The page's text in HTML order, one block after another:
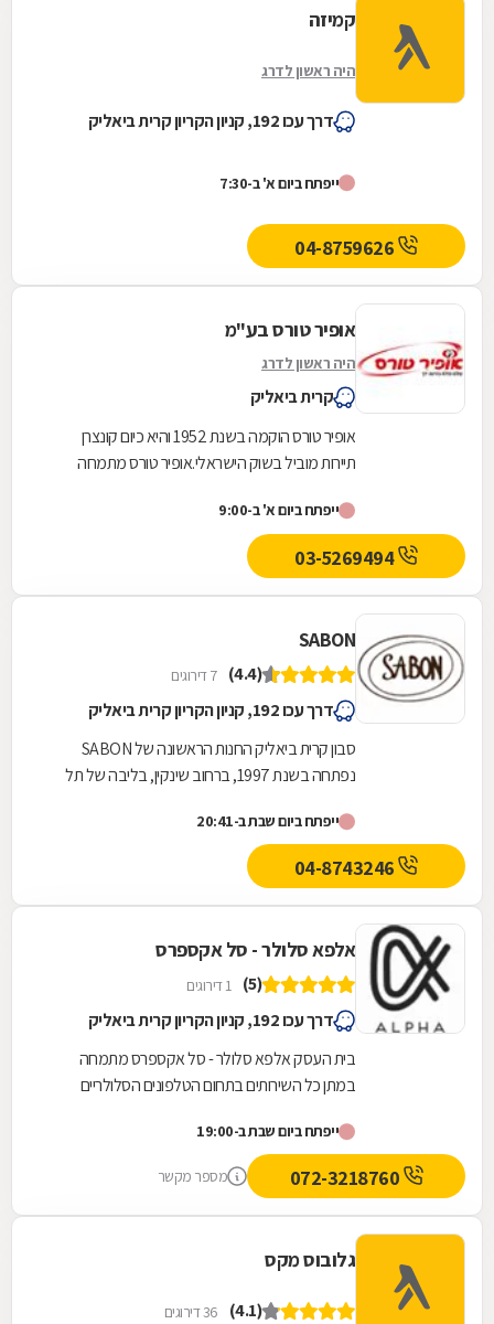
קמיזה
היה ראשון לדרג
דרך עכו 192, קניון הקריון קרית ביאליק
ייפתח ביום א' ב-7:30
אופיר טורס בע"מ
היה ראשון לדרג
קרית ביאליק
אופיר טורס הוקמה בשנת 1952 והיא כיום קונצרן
תיירות מוביל בשוק הישראלי.אופיר טורס מתמחה
הזמנות...
ייפתח ביום א' ב-9:00
03-5269494
SABON
(4.4) 7 דירוגים
דרך עכו 192, קניון הקריון קרית ביאליק
סבון קרית ביאליק החנות הראשונה של SABON
נפתחה בשנת 1997, ברחוב שינקין, בליבה של תל
ייפתח ביום שבת ב-20:41
04-8743246
אלפא סלולר - סל אקספרס
(5) 1 דירוגים
דרך עכו 192, קניון הקריון קרית ביאליק
בית העסק אלפא סלולר - סל אקספרס מתמחה
במתן כל השירותים בתחום הטלפונים הסלולריים
ומכירה של...
ייפתח ביום שבת ב-19:00
מספר מקשר
גלובוס מקס
(4.1) 36 דירוגים